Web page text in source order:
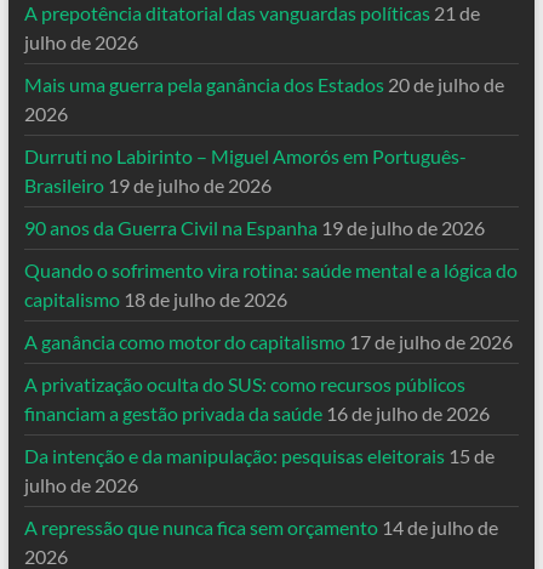
A prepotência ditatorial das vanguardas políticas 21 de
julho de 2026
Mais uma guerra pela ganância dos Estados 20 de julho de
2026
Durruti no Labirinto – Miguel Amorós em Português-
Brasileiro 19 de julho de 2026
90 anos da Guerra Civil na Espanha 19 de julho de 2026
Quando o sofrimento vira rotina: saúde mental e a lógica do
capitalismo 18 de julho de 2026
A ganância como motor do capitalismo 17 de julho de 2026
A privatização oculta do SUS: como recursos públicos
financiam a gestão privada da saúde 16 de julho de 2026
Da intenção e da manipulação: pesquisas eleitorais 15 de
julho de 2026
A repressão que nunca fica sem orçamento 14 de julho de
2026